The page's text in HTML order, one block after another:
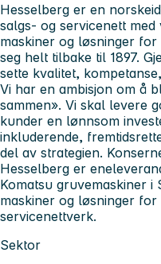
Hesselberg er en
salgs- og servicenett
maskiner og løsninger
seg helt tilbake til 1897.
sette kvalitet,
Vi har en ambisjon om å
sammen». Vi skal levere
kunder en lønnsom
inkluderende,
del av strategien.
Hesselberg er
Komatsu gruvemaskiner
maskiner og løsninger
servicenettverk.
Sektor